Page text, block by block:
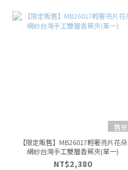
售完
【限定販售】MB26017輕奢亮片花朵
網紗台灣手工雙層香蕉夾(單一)
NT$2,380